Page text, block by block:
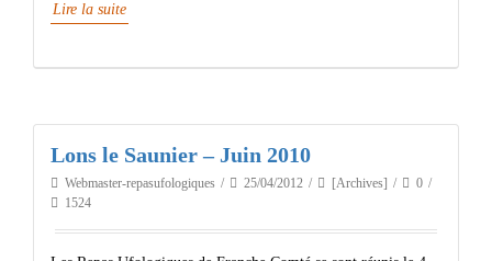
Lire la suite
Lons le Saunier – Juin 2010
Webmaster-repasufologiques 25/04/2012 [Archives]
0
1524